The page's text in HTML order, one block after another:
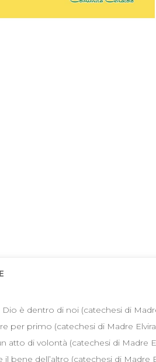
Dio è dentro di noi (catechesi di
per primo (catechesi di Madre Elvira
atto di volontà (catechesi di Madre
il bene dell’altro (catechesi di Madre